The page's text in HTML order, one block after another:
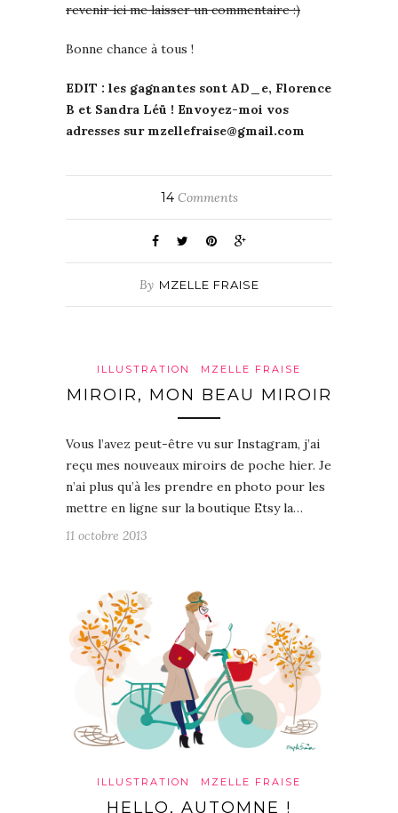
revenir ici me laisser un commentaire :)
Bonne chance à tous !
EDIT : les gagnantes sont AD_e, Florence
B et Sandra Léü ! Envoyez-moi vos
adresses sur mzellefraise@gmail.com
14Comments
By MZELLE FRAISE
ILLUSTRATION MZELLE FRAISE
MIROIR, MON BEAU MIROIR
Vous l’avez peut-être vu sur Instagram, j’ai
reçu mes nouveaux miroirs de poche hier. Je
n’ai plus qu’à les prendre en photo pour les
mettre en ligne sur la boutique Etsy la…
11 octobre 2013
ILLUSTRATION MZELLE FRAISE
HELLO, AUTOMNE !